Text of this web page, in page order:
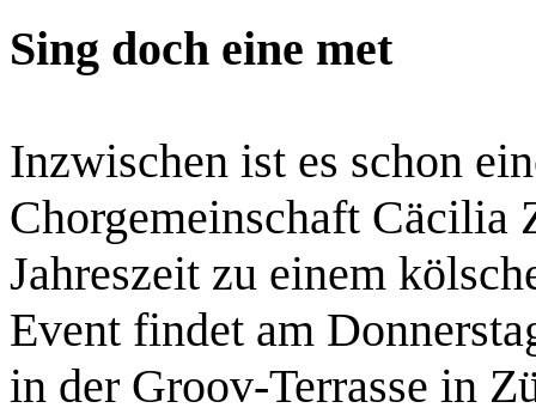
Sing doch eine met
Inzwischen ist es schon
Chorgemeinschaft
Jahreszeit zu einem
Event findet am
in der Groov-Terrasse in